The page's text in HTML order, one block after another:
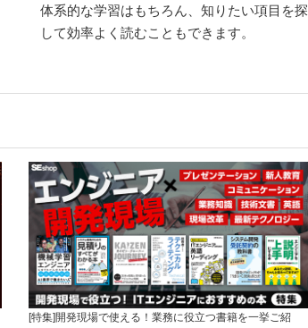
体系的な学習はもちろん、知りたい項目を探
して効率よく読むこともできます。
[特集]開発現場で使える！業務に役立つ書籍を一挙ご紹